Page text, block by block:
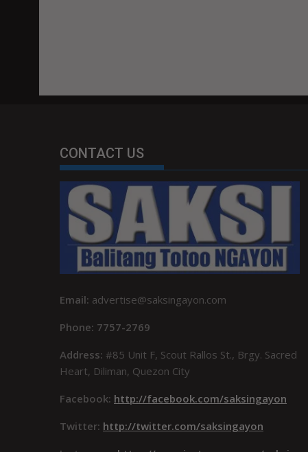
CONTACT US
Email: advertise@saksingayon.com
Phone: 7757-2769
Address: #85 Unit F, Scout Rallos St., Brgy. Sacred
Heart, Diliman, Quezon City
Facebook: http://facebook.com/saksingayon
Twitter: http://twitter.com/saksingayon